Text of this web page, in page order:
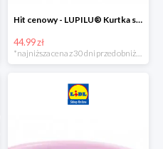
Hit cenowy - LUPILU® Kurtka softshell chłopięca, 1 sztuka
44.99 zł